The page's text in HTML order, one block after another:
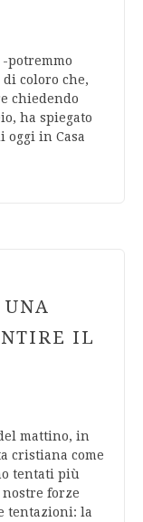
potremmo
coloro che,
chiedendo
ha spiegato
oggi in Casa
IL
mattino, in
cristiana come
tentati più
forze
tentazioni: la